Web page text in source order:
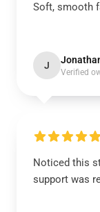
Soft, smooth
J
Verified
Noticed this
support was